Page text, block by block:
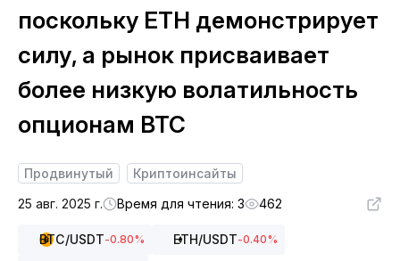
поскольку ETH демонстрирует
силу, а рынок присваивает
более низкую волатильность
опционам BTC
Продвинутый
Криптоинсайты
25 авг. 2025 г.
Время для чтения: 3 462
BTC/USDT-0.80% ETH/USDT-0.40%